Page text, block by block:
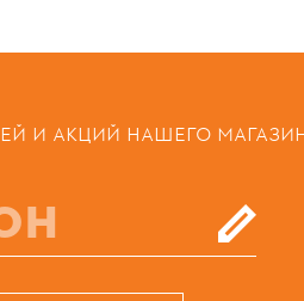
И АКЦИЙ НАШЕГО